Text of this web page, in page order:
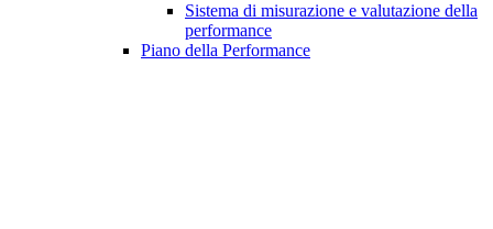
Sistema di misurazione e valutazione della
performance
Piano della Performance